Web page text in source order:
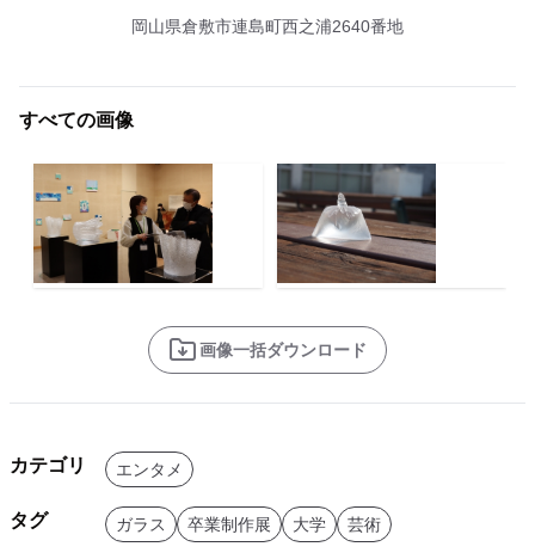
岡山県倉敷市連島町西之浦2640番地
すべての画像
画像一括ダウンロード
カテゴリ エンタメ
タグ ガラス 卒業制作展 大学 芸術